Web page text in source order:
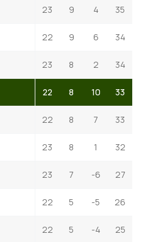
23 9 4 35
22 9 6 34
23 8 2 34
22 8 10 33
22 8 7 33
23 8 1 32
23 7 -6 27
22 5 -5 26
22 5 -4 25